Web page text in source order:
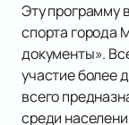
Эту программу
спорта города
документы».
участие более
всего
среди